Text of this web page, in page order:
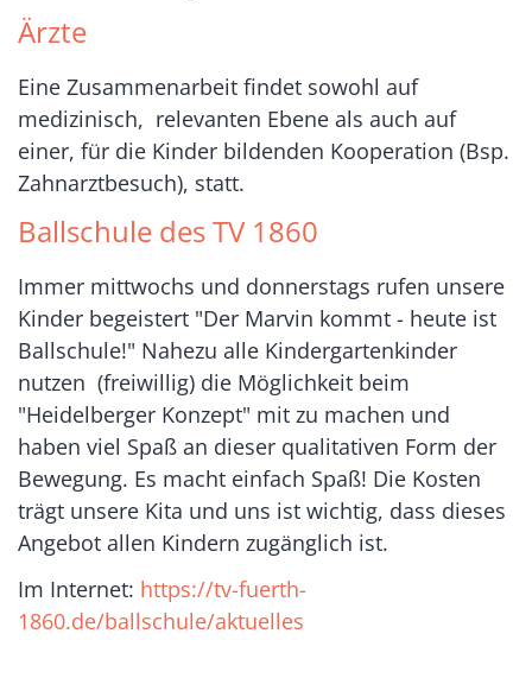
Ärzte
Eine Zusammenarbeit findet sowohl auf
medizinisch, relevanten Ebene als auch auf
einer, für die Kinder bildenden Kooperation (Bsp.
Zahnarztbesuch), statt.
Ballschule des TV 1860
Immer mittwochs und donnerstags rufen unsere
Kinder begeistert "Der Marvin kommt - heute ist
Ballschule!" Nahezu alle Kindergartenkinder
nutzen (freiwillig) die Möglichkeit beim
"Heidelberger Konzept" mit zu machen und
haben viel Spaß an dieser qualitativen Form der
Bewegung. Es macht einfach Spaß! Die Kosten
trägt unsere Kita und uns ist wichtig, dass dieses
Angebot allen Kindern zugänglich ist.
Im Internet: https://tv-fuerth-
1860.de/ballschule/aktuelles